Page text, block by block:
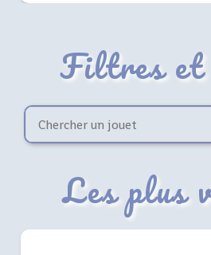
Filtres
Les plus